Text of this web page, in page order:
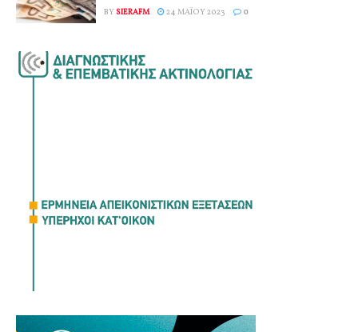
BY SIERAFM 24 ΜΑΪ́ΟΥ 2023 0